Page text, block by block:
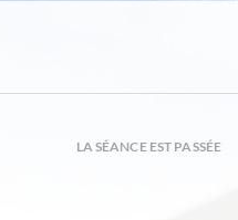
LA SÉANCE EST PASSÉE